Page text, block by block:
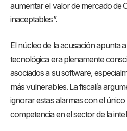
aumentar el valor de mercado de
inaceptables”.
El núcleo de la acusación apunta
tecnológica era plenamente
asociados a su software,
más vulnerables. La fiscalía
ignorar estas alarmas con el único
competencia en el sector de la